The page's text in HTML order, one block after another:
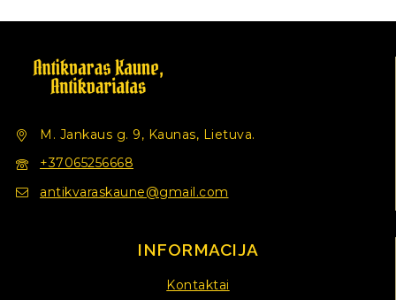
M. Jankaus g. 9, Kaunas, Lietuva.
+37065256668
antikvaraskaune@gmail.com
INFORMACIJA
Kontaktai